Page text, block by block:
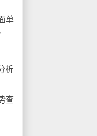
单
析
查